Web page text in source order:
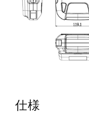
仕様